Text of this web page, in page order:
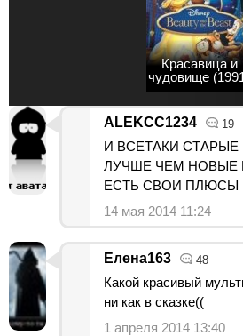
Красавица и
чудовище
ALEKCC1234 19
И ВСЕТАКИ
ЛУЧШЕ ЧЕМ НОВЫЕ
ЕСТЬ СВОИ ПЛЮСЫ
14 мая 2014 11:24
Елена163 48
Какой красивый
ни как в сказке((
1 апреля 2014 13:40